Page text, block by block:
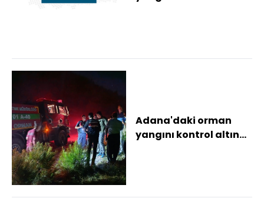
Adana'daki orman
yangını kontrol altına